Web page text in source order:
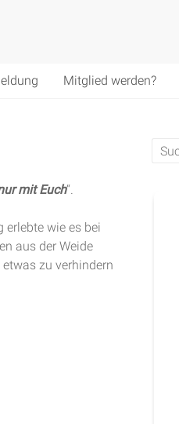
Mitglied werden?
mit Euch“.
erlebte wie es bei
aus der Weide
zu verhindern